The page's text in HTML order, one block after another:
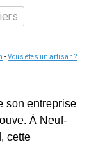
-Vous êtes un artisan ?
son entreprise
À Neuf-
cette